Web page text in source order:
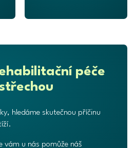
péče
hledáme skutečnou příčinu
vám u nás pomůže náš